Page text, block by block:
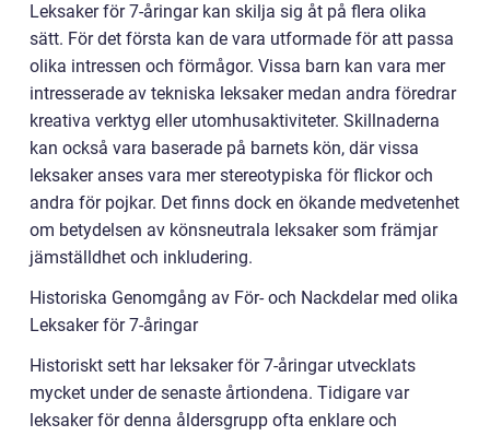
Leksaker för 7-åringar kan skilja sig åt på flera olika
sätt. För det första kan de vara utformade för att passa
olika intressen och förmågor. Vissa barn kan vara mer
intresserade av tekniska leksaker medan andra föredrar
kreativa verktyg eller utomhusaktiviteter. Skillnaderna
kan också vara baserade på barnets kön, där vissa
leksaker anses vara mer stereotypiska för flickor och
andra för pojkar. Det finns dock en ökande medvetenhet
om betydelsen av könsneutrala leksaker som främjar
jämställdhet och inkludering.
Historiska Genomgång av För- och Nackdelar med olika
Leksaker för 7-åringar
Historiskt sett har leksaker för 7-åringar utvecklats
mycket under de senaste årtiondena. Tidigare var
leksaker för denna åldersgrupp ofta enklare och